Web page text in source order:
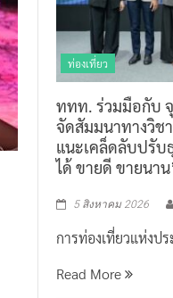
ท่องเที่ยว
ททท. ร่วมมือกับ
จัดสัมมนาทางวิช
แนะเคล็ดลับปรับ
ได้ ขายดี ขายนาน
5 สิงหาคม 2026
การท่องเที่ยวแห่งปร
Read More